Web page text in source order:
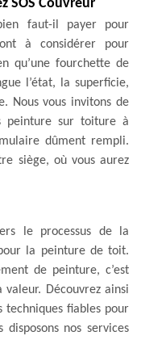
SOS Couvreur
faut-il payer pour
à considérer pour
qu’une fourchette de
l’état, la superficie,
Nous vous invitons de
peinture sur toiture à
dûment rempli.
siège, où vous aurez
le processus de la
la peinture de toit.
de peinture, c’est
Découvrez ainsi
techniques fiables pour
nos services